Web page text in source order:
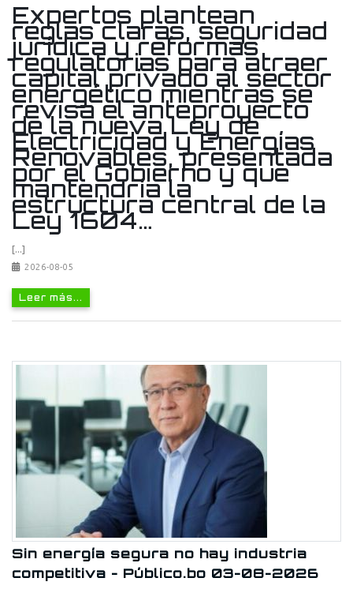
Expertos plantean
reglas claras, seguridad
jurídica y reformas
regulatorias para atraer
capital privado al sector
energético mientras se
revisa el anteproyecto
de la nueva Ley de
Electricidad y Energías
Renovables, presentada
por el Gobierno y que
mantendría la
estructura central de la
Ley 1604…
[...]
2026-08-05
Leer más...
Sin energía segura no hay industria
competitiva - Público.bo 03-08-2026